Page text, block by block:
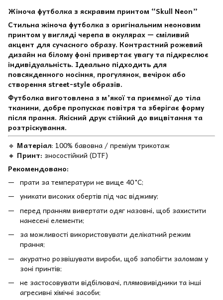
Жіноча футболка з яскравим принтом “Skull Neon”
Стильна жіноча футболка з оригінальним неоновим
принтом у вигляді черепа в окулярах — сміливий
акцент для сучасного образу. Контрастний рожевий
дизайн на білому фоні привертає увагу та підкреслює
індивідуальність. Ідеально підходить для
повсякденного носіння, прогулянок, вечірок або
створення street-style образів.
Футболка виготовлена з м’якої та приємної до тіла
тканини, добре пропускає повітря та зберігає форму
після прання. Якісний друк стійкий до вицвітання та
розтріскування.
🔹 Матеріал: 100% бавовна / преміум трикотаж
🔸 Принт: зносостійкий (DTF)
Рекомендовано:
прати за температури не вище 40 °C;
уникати високих обертів під час віджиму;
перед пранням вивертати одяг назовні, щоб захистити
нанесені елементи;
за можливості використовувати делікатний режим
прання;
акуратно розвішувати вироби, щоб запобігти заломам у
зоні принтів;
не застосовувати відбілювачі, плямовивідники та інші
агресивні хімічні засоби;